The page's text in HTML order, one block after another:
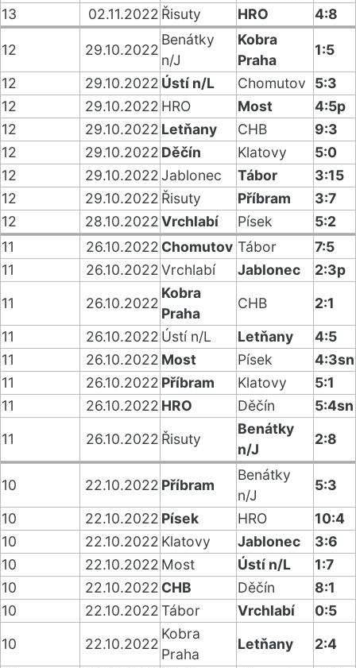
13
02.11.2022 Řisuty HRO 4:8
12 29.10.2022
Benátky
n/J
Kobra
Praha
1:5
12
29.10.2022 Ústí n/L Chomutov
5:3
12
29.10.2022 HRO Most
4:5p
12
29.10.2022 Letňany CHB
9:3
12
29.10.2022 Děčín Klatovy
5:0
12
29.10.2022Jablonec Tábor
3:15
12
29.10.2022 Řisuty Příbram
3:7
12
28.10.2022Vrchlabí Písek
5:2
11
26.10.2022 Chomutov Tábor
7:5
11
26.10.2022Vrchlabí Jablonec
2:3p
11
26.10.2022
Kobra
Praha
CHB
2:1
11
26.10.2022 Ústí n/L Letňany
4:5
11
26.10.2022 Most Písek
4:3sn
11
26.10.2022 Příbram Klatovy
5:1
11
26.10.2022 HRO Děčín
5:4sn
11
26.10.2022 Řisuty
Benátky
n/J
2:8
10 22.10.2022 Příbram
Benátky
n/J
5:3
10
22.10.2022 Písek HRO
10:4
10
22.10.2022 Klatovy Jablonec
3:6
10
22.10.2022 Most Ústí n/L
1:7
10
22.10.2022 CHB Děčín
8:1
10
22.10.2022Tábor Vrchlabí
0:5
10
22.10.2022
Kobra
Praha
Letňany
2:4